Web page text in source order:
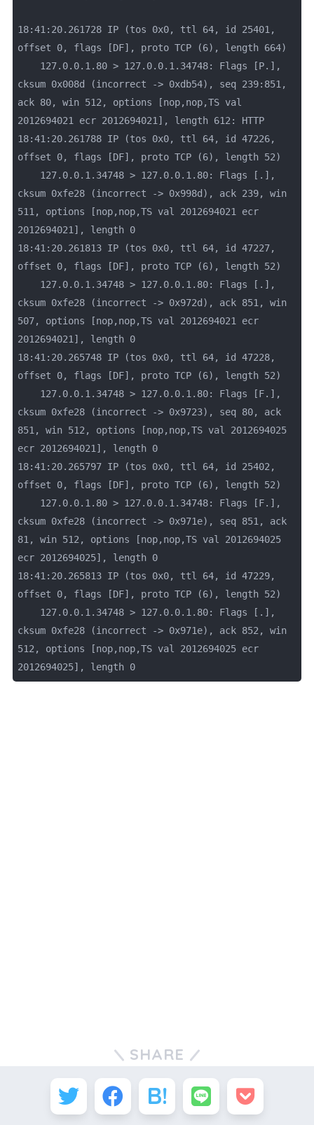
18:41:20.261728 IP (tos 0x0, ttl 64, id 25401,
offset 0, flags [DF], proto TCP (6), length 664)
cksum 0x008d (incorrect -> 0xdb54), seq 239:851,
ack 80, win 512, options [nop,nop,TS val
2012694021 ecr 2012694021], length 612: HTTP
18:41:20.261788 IP (tos 0x0, ttl 64, id 47226,
offset 0, flags [DF], proto TCP (6), length 52)
cksum 0xfe28 (incorrect -> 0x998d), ack 239, win
511, options [nop,nop,TS val 2012694021 ecr
2012694021], length 0
18:41:20.261813 IP (tos 0x0, ttl 64, id 47227,
offset 0, flags [DF], proto TCP (6), length 52)
cksum 0xfe28 (incorrect -> 0x972d), ack 851, win
507, options [nop,nop,TS val 2012694021 ecr
2012694021], length 0
18:41:20.265748 IP (tos 0x0, ttl 64, id 47228,
offset 0, flags [DF], proto TCP (6), length 52)
cksum 0xfe28 (incorrect -> 0x9723), seq 80, ack
851, win 512, options [nop,nop,TS val 2012694025
ecr 2012694021], length 0
18:41:20.265797 IP (tos 0x0, ttl 64, id 25402,
offset 0, flags [DF], proto TCP (6), length 52)
cksum 0xfe28 (incorrect -> 0x971e), seq 851, ack
81, win 512, options [nop,nop,TS val 2012694025
ecr 2012694025], length 0
18:41:20.265813 IP (tos 0x0, ttl 64, id 47229,
offset 0, flags [DF], proto TCP (6), length 52)
cksum 0xfe28 (incorrect -> 0x971e), ack 852, win
512, options [nop,nop,TS val 2012694025 ecr
2012694025], length 0
SHARE